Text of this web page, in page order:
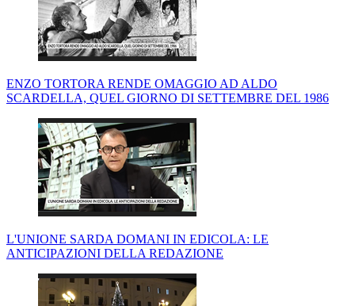
ENZO TORTORA RENDE OMAGGIO AD ALDO
SCARDELLA, QUEL GIORNO DI SETTEMBRE DEL 1986
L'UNIONE SARDA DOMANI IN EDICOLA: LE
ANTICIPAZIONI DELLA REDAZIONE